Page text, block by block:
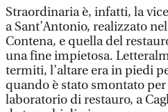
Straordinaria è, infatti, la
a Sant’Antonio, realizzato
Contena, e quella del
una fine impietosa.
termiti, l’altare era in piedi
quando è stato smontato
laboratorio di restauro, a